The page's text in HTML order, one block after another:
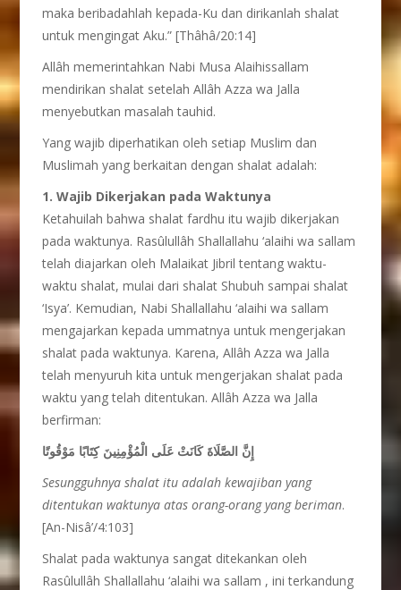
maka beribadahlah kepada-Ku dan dirikanlah shalat
untuk mengingat Aku.” [Thâhâ/20:14]
Allâh memerintahkan Nabi Musa Alaihissallam
mendirikan shalat setelah Allâh Azza wa Jalla
menyebutkan masalah tauhid.
Yang wajib diperhatikan oleh setiap Muslim dan
Muslimah yang berkaitan dengan shalat adalah:
1. Wajib Dikerjakan pada Waktunya
Ketahuilah bahwa shalat fardhu itu wajib dikerjakan
pada waktunya. Rasûlullâh Shallallahu ‘alaihi wa sallam
telah diajarkan oleh Malaikat Jibril tentang waktu-
waktu shalat, mulai dari shalat Shubuh sampai shalat
‘Isya’. Kemudian, Nabi Shallallahu ‘alaihi wa sallam
mengajarkan kepada ummatnya untuk mengerjakan
shalat pada waktunya. Karena, Allâh Azza wa Jalla
telah menyuruh kita untuk mengerjakan shalat pada
waktu yang telah ditentukan. Allâh Azza wa Jalla
berfirman:
إِنَّ الصَّلَاةَ كَانَتْ عَلَى الْمُؤْمِنِينَ كِتَابًا مَوْقُوتًا
Sesungguhnya shalat itu adalah kewajiban yang
ditentukan waktunya atas orang-orang yang beriman.
[An-Nisâ’/4:103]
Shalat pada waktunya sangat ditekankan oleh
Rasûlullâh Shallallahu ‘alaihi wa sallam , ini terkandung